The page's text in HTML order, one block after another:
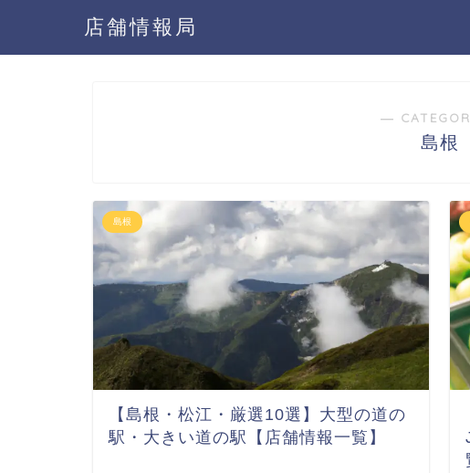
店舗情報局
―
島根
島根
【島根・松江・厳選10選】大型の道の
駅・大きい道の駅【店舗情報一覧】